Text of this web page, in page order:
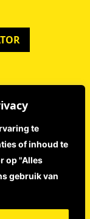
te
of inhoud te
op "Alles
gebruik van